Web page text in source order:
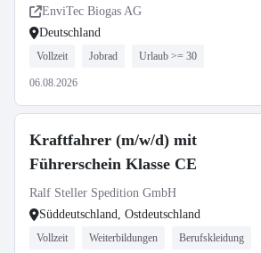
EnviTec Biogas AG
Deutschland
Vollzeit Jobrad Urlaub >= 30
06.08.2026
Kraftfahrer (m/w/d) mit
Führerschein Klasse CE
Ralf Steller Spedition GmbH
Süddeutschland, Ostdeutschland
Vollzeit Weiterbildungen Berufskleidung